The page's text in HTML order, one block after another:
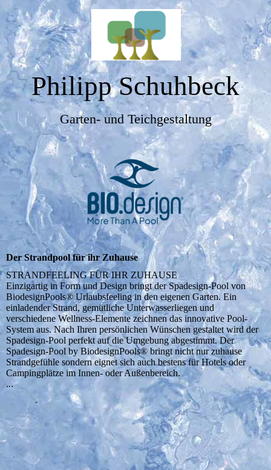
Philipp Schuhbeck
Garten- und Teichgestaltung
Der Strandpool für ihr Zuhause
STRANDFEELING FÜR IHR ZUHAUSE
Einzigartig in Form und Design bringt der Spadesign-Pool von
BiodesignPools® Urlaubsfeeling in den eigenen Garten. Ein
einladender Strand, gemütliche Unterwasserliegen und
verschiedene Wellness-Elemente zeichnen das innovative Pool-
System aus. Nach Ihren persönlichen Wünschen gestaltet wird der
Spadesign-Pool perfekt auf die Umgebung abgestimmt. Der
Spadesign-Pool by BiodesignPools® bringt nicht nur zuhause
Strandgefühle sondern eignet sich auch bestens für Hotels oder
Campingplätze im Innen- oder Außenbereich.
...